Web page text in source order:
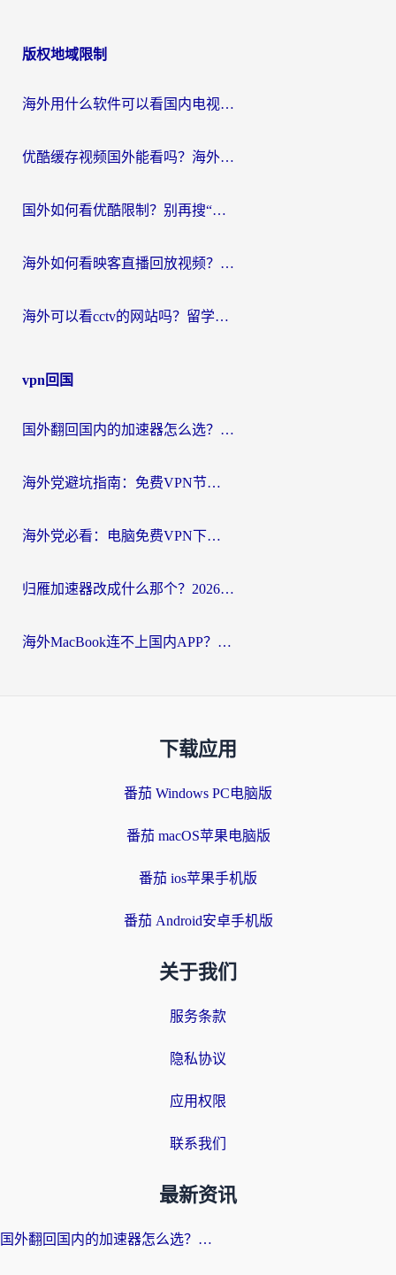
版权地域限制
海外用什么软件可以看国内电视？留学生亲测有效的追剧自由指南
优酷缓存视频国外能看吗？海外党追剧看片的终极解决方案来了
国外如何看优酷限制？别再搜“在日本哪个软件可以看中国电视剧”，这篇教你搞定
海外如何看映客直播回放视频？这份攻略帮你搞定（附腾讯优酷观看技巧）
海外可以看cctv的网站吗？留学生亲测有效的回国追剧方案
vpn回国
国外翻回国内的加速器怎么选？海外党亲测实用指南，告别地域限制
海外党避坑指南：免费VPN节点真的靠谱吗？教你选对回国加速器无缝访问国内资源
海外党必看：电脑免费VPN下载指南+回国加速器选择全攻略，告别地区限制
归雁加速器改成什么那个？2026海外党回国加速全攻略：告别地区限制，轻松刷剧玩游戏
海外MacBook连不上国内APP？选对回国VPN，告别地区限制的烦恼
下载应用
番茄 Windows PC电脑版
番茄 macOS苹果电脑版
番茄 ios苹果手机版
番茄 Android安卓手机版
关于我们
服务条款
隐私协议
应用权限
联系我们
最新资讯
国外翻回国内的加速器怎么选？海外党亲测实用指南，告别地域限制